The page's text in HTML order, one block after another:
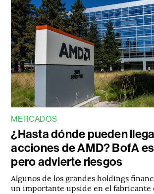
MERCADOS
¿Hasta dónde pueden
acciones de AMD? BofA
pero advierte riesgos
Algunos de los grandes holdings
un importante upside en el fabricante